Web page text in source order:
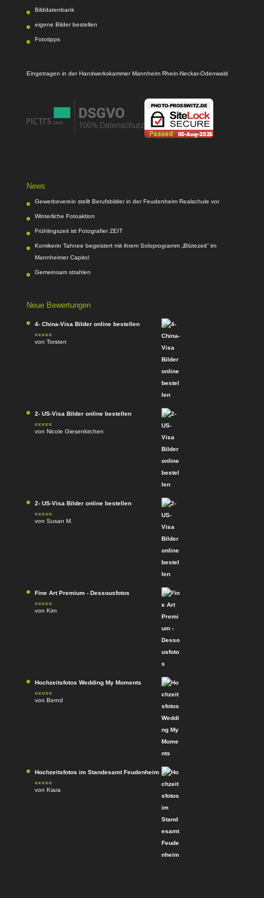
Bilddatenbank
eigene Bilder bestellen
Fototipps
Eingetragen in der Handwerkskammer Mannheim Rhein-Neckar-Odenwald
News
Gewerbeverein stellt Berufsbilder in der Feudenheim Realschule vor
Winterliche Fotoaktion
Frühlingszeit ist Fotografier ZEIT
Komikerin Tahnee begeistert mit ihrem Soloprogramm „Blütezeit“ im
Mannheimer Capitol
Gemeinsam strahlen
Neue Bewertungen
4- China-Visa Bilder online bestellen
Bewertet mit
von Torsten
2- US-Visa Bilder online bestellen
Bewertet mit
von Nicole Giesenkirchen
2- US-Visa Bilder online bestellen
Bewertet mit
von Susan M.
Fine Art Premium - Dessousfotos
Bewertet
von Kim
Hochzeitsfotos Wedding My Moments
Bewertet
von Bernd
Hochzeitsfotos im Standesamt Feudenheim
Bewertet
von Kiara